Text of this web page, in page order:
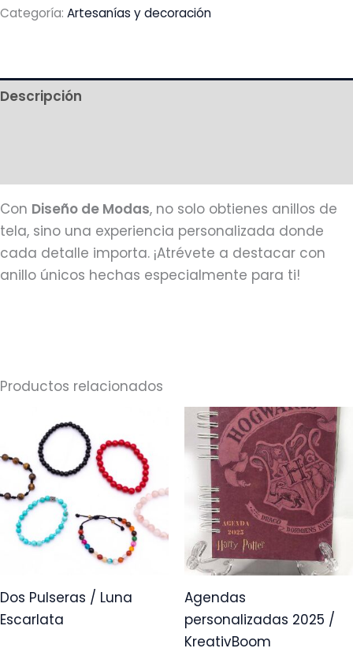
Categoría: Artesanías y decoración
Descripción
Con Diseño de Modas, no solo obtienes anillos de
tela, sino una experiencia personalizada donde
cada detalle importa. ¡Atrévete a destacar con
anillo únicos hechas especialmente para ti!
Productos relacionados
Dos Pulseras / Luna
Escarlata
Agendas
personalizadas 2025 /
KreativBoom
Rango
precios:
desde
$10,00
hasta
$15,00
Este
Las
se